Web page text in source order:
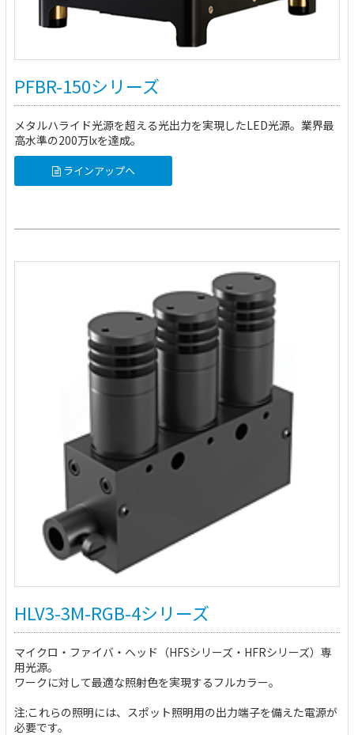
PFBR-150シリーズ
メタルハライド光源を超える光出力を実現したLED光源。業界最
高水準の200万lxを達成。
ラインアップへ
HLV3-3M-RGB-4シリーズ
マイクロ・ファイバ・ヘッド（HFSシリーズ・HFRシリーズ）専
用光源。
ワークに対して最適な照射色を実現するフルカラー。
注:これらの照明には、スポット照明用の出力端子を備えた電源が
必要です。